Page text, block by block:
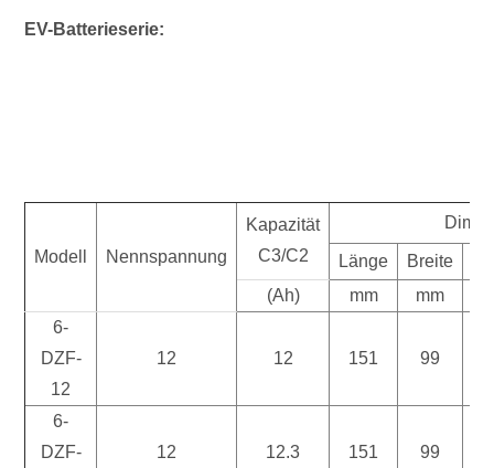
EV-Batterieserie:
Modell Nennspannung
Kapazität
C3/C2
Länge Breite
(Ah)
mm mm
6-
DZF-
12
12 12 151 99
6-
DZF-
12 12.3 151 99